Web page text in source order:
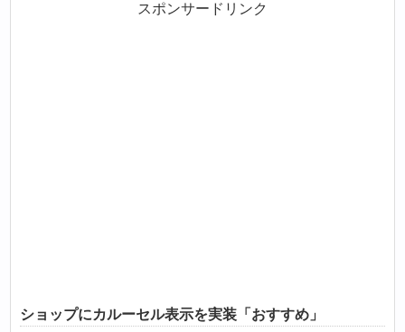
スポンサードリンク
ショップにカルーセル表示を実装「おすすめ」